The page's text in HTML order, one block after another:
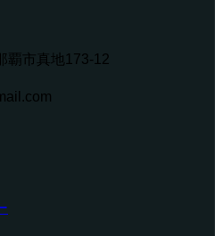
覇市真地173-12